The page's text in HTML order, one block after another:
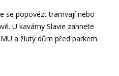
se popovézt tramvají nebo
U kavárny Slavie zahnete
a žlutý dům před parkem